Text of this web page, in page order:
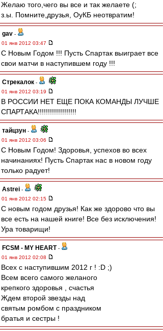
Желаю того,чего вы все и так желаете (;
з.ы. Помните,друзья, ОуКБ неотвратим!
gav -
01 янв 2012 03:47
С Новым Годом !!! Пусть Спартак выиграет все
свои матчи в наступившем году !!!
Стрекалок -
01 янв 2012 03:19
В РОССИИ НЕТ ЕЩЕ ПОКА КОМАНДЫ ЛУЧШЕ
СПАРТАКА!!!!!!!!!!!!!!!!!!!
тайцзун -
01 янв 2012 03:06
С Новым Годом! Здоровья, успехов во всех
начинаниях! Пусть Спартак нас в новом году
только радует!
Astrei -
01 янв 2012 02:15
С новым годом друзья! Как же здорово что вы
все есть на нашей книге! Все без исключения!
Ура товарищи!
FCSM - MY HEART -
01 янв 2012 02:08
Всех с наступившим 2012 г ! :D ;)
Всем всего самого желаного
крепкого здоровья , счастья
Ждем второй звезды над
святым ромбом с праздником
братья и сестры !